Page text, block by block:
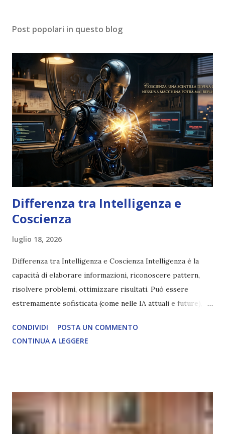
Post popolari in questo blog
Differenza tra Intelligenza e
Coscienza
luglio 18, 2026
Differenza tra Intelligenza e Coscienza Intelligenza è la
capacità di elaborare informazioni, riconoscere pattern,
risolvere problemi, ottimizzare risultati. Può essere
estremamente sofisticata (come nelle IA attuali e future),
soggettiva, non prova vero amore, non ha libero arbitrio
autentico, non ha connessione con l’Uno. Coscienza è la
che permette di scegliere per amore anche quando non è la
scelta più efficiente. È ciò che ci collega all’Uno Infinito.
L’intelligenza può simulare comportamenti coscienti, ma
CONDIVIDI
POSTA UN COMMENTO
CONTINUA A LEGGERE